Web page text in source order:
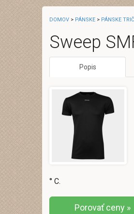
DOMOV > PÁNSKE > PÁNSKE
Sweep
Popis
° C.
Porovať ceny »